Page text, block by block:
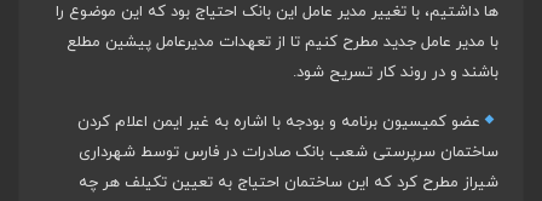
ها داشتیم، با تغییر مدیر عامل این بانک احتیاج بود که این موضوع را
با مدیر عامل جدید مطرح کنیم تا از تعهدات مدیرعامل پیشین مطلع
باشند و در روند کار تسریح شود.
عضو کمیسیون برنامه و بودجه با اشاره به غیر ایمن اعلام کردن
ساختمان سرپرستی شعب بانک صادرات در فارس توسط شهرداری
شیراز مطرح کرد که این ساختمان احتیاج به تعیین تکیلف هر چه